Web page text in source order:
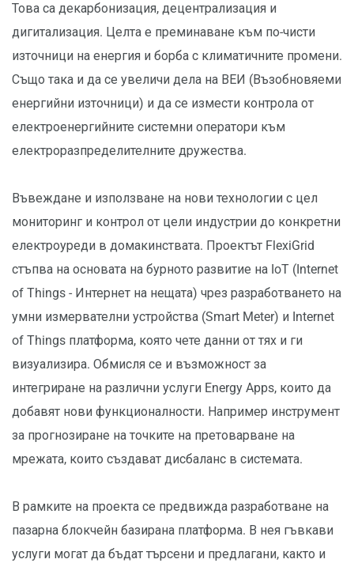
Това са декарбонизация, децентрализация и
дигитализация. Целта е преминаване към по-чисти
източници на енергия и борба с климатичните промени.
Също така и да се увеличи дела на ВЕИ (Възобновяеми
енергийни източници) и да се измести контрола от
електроенергийните системни оператори към
електроразпределителните дружества.
Въвеждане и използване на нови технологии с цел
мониторинг и контрол от цели индустрии до конкретни
електроуреди в домакинствата. Проектът FlexiGrid
стъпва на основата на бурното развитие на IoT (Internet
of Things - Интернет на нещата) чрез разработването на
умни измервателни устройства (Smart Meter) и Internet
of Things платформа, която чете данни от тях и ги
визуализира. Обмисля се и възможност за
интегриране на различни услуги Energy Apps, които да
добавят нови функционалности. Например инструмент
за прогнозиране на точките на претоварване на
мрежата, които създават дисбаланс в системата.
В рамките на проекта се предвижда разработване на
пазарна блокчейн базирана платформа. В нея гъвкави
услуги могат да бъдат търсени и предлагани, както и